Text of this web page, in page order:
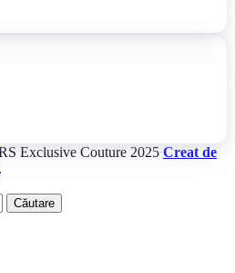
Exclusive Couture 2025 Creat de
.
Căutare